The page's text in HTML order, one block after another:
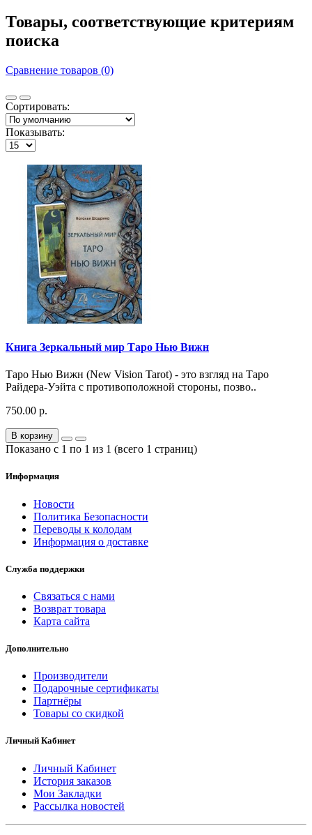
Товары, соответствующие критериям
поиска
Сравнение товаров (0)
Сортировать:
Показывать:
Книга Зеркальный мир Таро Нью Вижн
Таро Нью Вижн (New Vision Tarot) - это взгляд на Таро
Райдера-Уэйта с противоположной стороны, позво..
750.00 р.
В корзину
Показано с 1 по 1 из 1 (всего 1 страниц)
Информация
Новости
Политика Безопасности
Переводы к колодам
Информация о доставке
Служба поддержки
Связаться с нами
Возврат товара
Карта сайта
Дополнительно
Производители
Подарочные сертификаты
Партнёры
Товары со скидкой
Личный Кабинет
Личный Кабинет
История заказов
Мои Закладки
Рассылка новостей